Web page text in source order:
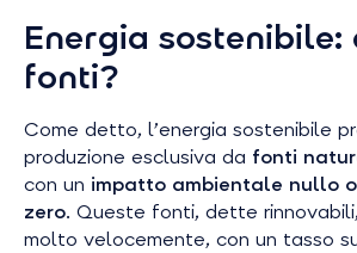
Energia
fonti?
Come detto, l’energia sostenibile
produzione esclusiva da fonti
con un impatto ambientale nullo
zero. Queste fonti, dette
molto velocemente, con un tasso